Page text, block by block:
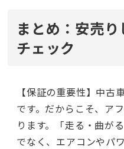
まとめ：安売
チェック
【保証の重要性】中古
です。だからこそ、ア
ります。「走る・曲が
でなく、エアコンやパ